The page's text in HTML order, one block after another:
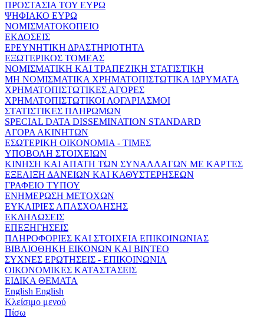
ΠΡΟΣΤΑΣΙΑ ΤΟΥ ΕΥΡΩ
ΨΗΦΙΑΚΟ ΕΥΡΩ
ΝΟΜΙΣΜΑΤΟΚΟΠΕΙΟ
ΕΚΔΟΣΕΙΣ
ΕΡΕΥΝΗΤΙΚΗ ΔΡΑΣΤΗΡΙΟΤΗΤΑ
ΕΞΩΤΕΡΙΚΟΣ ΤΟΜΕΑΣ
ΝΟΜΙΣΜΑΤΙΚΗ ΚΑΙ ΤΡΑΠΕΖΙΚΗ ΣΤΑΤΙΣΤΙΚΗ
ΜΗ ΝΟΜΙΣΜΑΤΙΚΑ ΧΡΗΜΑΤΟΠΙΣΤΩΤΙΚΑ ΙΔΡΥΜΑΤΑ
ΧΡΗΜΑΤΟΠΙΣΤΩΤΙΚΕΣ ΑΓΟΡΕΣ
ΧΡΗΜΑΤΟΠΙΣΤΩΤΙΚΟΙ ΛΟΓΑΡΙΑΣΜΟΙ
ΣΤΑΤΙΣΤΙΚΕΣ ΠΛΗΡΩΜΩΝ
SPECIAL DATA DISSEMINATION STANDARD
ΑΓΟΡΑ ΑΚΙΝΗΤΩΝ
ΕΣΩΤΕΡΙΚΗ ΟΙΚΟΝΟΜΙΑ - ΤΙΜΕΣ
ΥΠΟΒΟΛΗ ΣΤΟΙΧΕΙΩΝ
ΚΙΝΗΣΗ ΚΑΙ ΑΠΑΤΗ ΤΩΝ ΣΥΝΑΛΛΑΓΩΝ ΜΕ ΚΑΡΤΕΣ
ΕΞΕΛΙΞΗ ΔΑΝΕΙΩΝ ΚΑΙ ΚΑΘΥΣΤΕΡΗΣΕΩΝ
ΓΡΑΦΕΙΟ ΤΥΠΟΥ
ΕΝΗΜΕΡΩΣΗ ΜΕΤΟΧΩΝ
ΕΥΚΑΙΡΙΕΣ ΑΠΑΣΧΟΛΗΣΗΣ
ΕΚΔΗΛΩΣΕΙΣ
ΕΠΕΞΗΓΗΣΕΙΣ
ΠΛΗΡΟΦΟΡΙΕΣ ΚΑΙ ΣΤΟΙΧΕΙΑ ΕΠΙΚΟΙΝΩΝΙΑΣ
ΒΙΒΛΙΟΘΗΚΗ ΕΙΚΟΝΩΝ ΚΑΙ ΒΙΝΤΕΟ
ΣΥΧΝΕΣ ΕΡΩΤΗΣΕΙΣ - ΕΠΙΚΟΙΝΩΝΙΑ
ΟΙΚΟΝΟΜΙΚΕΣ ΚΑΤΑΣΤΑΣΕΙΣ
ΕΙΔΙΚΑ ΘΕΜΑΤΑ
English English
Κλείσιμο μενού
Πίσω